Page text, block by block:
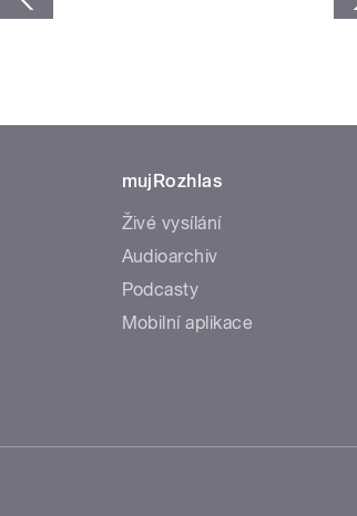
mujRozhlas
Živé vysílání
Audioarchiv
Podcasty
Mobilní aplikace